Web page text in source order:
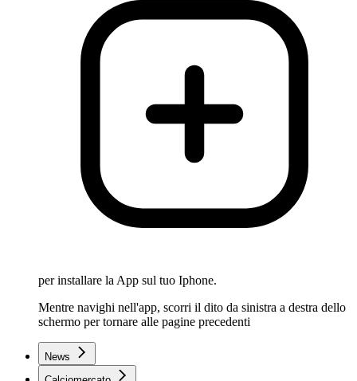
per installare la App sul tuo Iphone.
Mentre navighi nell'app, scorri il dito da sinistra a destra dello
schermo per tornare alle pagine precedenti
News